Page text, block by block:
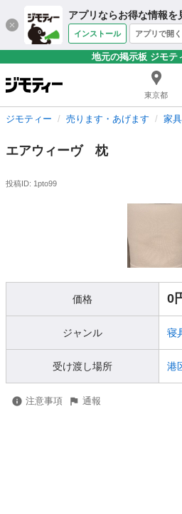
アプリならお得な情報を
インストール アプリで開く
地元の掲示板 ジモテ
東京都
ジモティー 売ります・あげます 家具
エアウィーヴ 枕
投稿ID: 1pto99
価格 0
ジャンル 寝
受け渡し場所 港
注意事項 通報